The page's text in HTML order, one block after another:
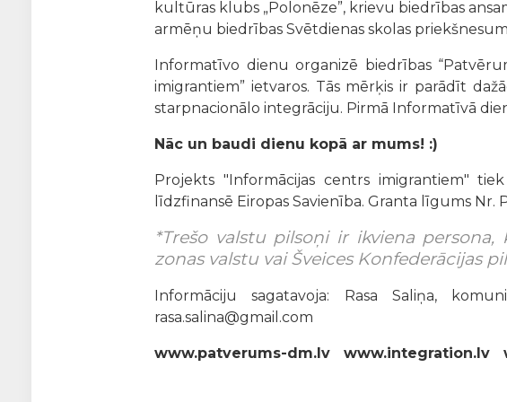
kultūras klubs „Polonēze”, krievu biedrības
armēņu biedrības Svētdienas skolas
Informatīvo dienu organizē biedrības
imigrantiem” ietvaros. Tās mērķis ir parādīt
starpnacionālo integrāciju. Pirmā Informatīvā
Nāc un baudi dienu kopā ar mums! :)
Projekts "Informācijas centrs imigrantiem"
līdzfinansē Eiropas Savienība. Granta līgums Nr.
*Trešo valstu pilsoņi ir ikviena persona,
zonas valstu vai Šveices Konfederācijas
Informāciju sagatavoja: Rasa Saliņa,
rasa.salina@gmail.com
www.patverums-dm.lv www.integration.lv